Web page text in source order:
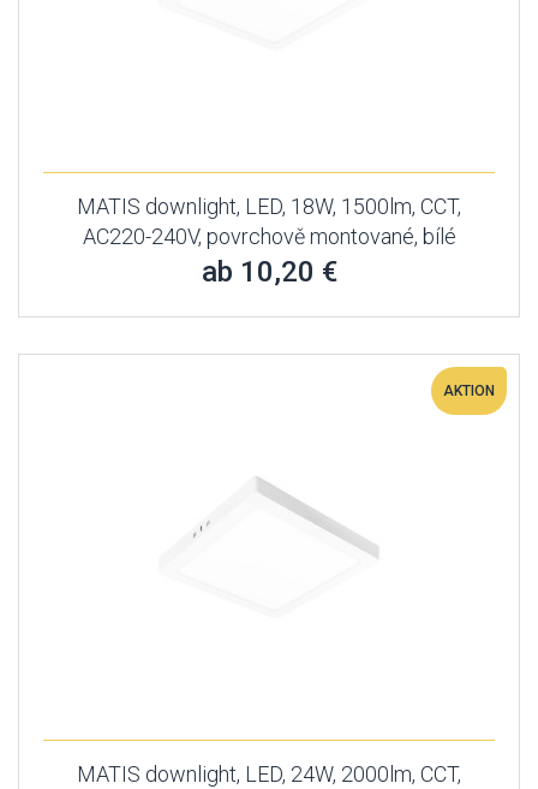
MATIS downlight, LED, 18W, 1500lm, CCT,
AC220-240V, povrchově montované, bílé
ab 10,20 €
AKTION
MATIS downlight, LED, 24W, 2000lm, CCT,